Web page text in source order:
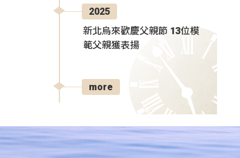
2025
新北烏來歡慶父親節 13位模
範父親獲表揚
more